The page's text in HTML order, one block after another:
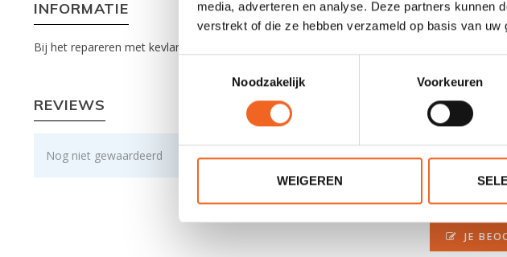
media, adverteren en analyse. Deze partners kunnen
verstrekt of die ze hebben verzameld op basis van uw
Noodzakelijk
Voorkeuren
WEIGEREN
INFORMATIE
Bij het repareren met kevlar of carbon gebruikt u een epoxy hars. Dit kevlarweefsel
REVIEWS
Nog niet gewaardeerd
0 sterren
JE